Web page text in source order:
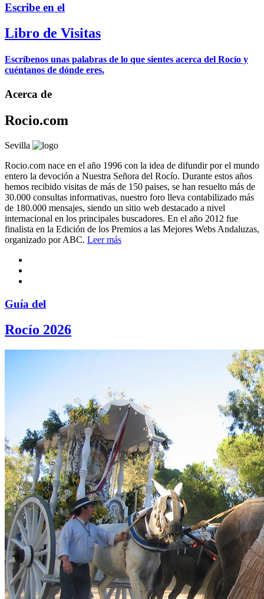
Escribe en el
Libro de Visitas
Escríbenos unas palabras de lo que sientes acerca del Rocío y
cuéntanos de dónde eres.
Acerca de
Rocio.com
Sevilla
Rocio.com nace en el año 1996 con la idea de difundir por el mundo
entero la devoción a Nuestra Señora del Rocío. Durante estos años
hemos recibido visitas de más de 150 paises, se han resuelto más de
30.000 consultas informativas, nuestro foro lleva contabilizado más
de 180.000 mensajes, siendo un sitio web destacado a nivel
internacional en los principales buscadores. En el año 2012 fue
finalista en la Edición de los Premios a las Mejores Webs Andaluzas,
organizado por ABC. Leer más
Guía del
Rocío 2026